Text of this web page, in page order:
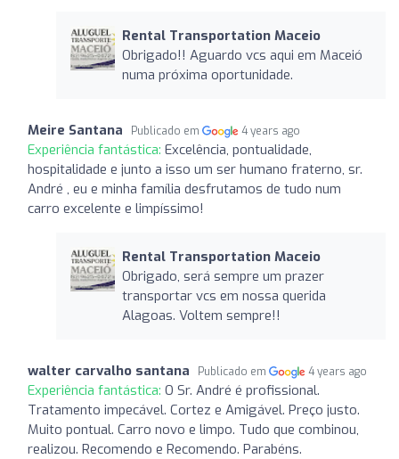
Rental Transportation Maceio
Obrigado!! Aguardo vcs aqui em Maceió
numa próxima oportunidade.
Meire Santana Publicado em 4 years ago
Experiência fantástica: Excelência, pontualidade,
hospitalidade e junto a isso um ser humano fraterno, sr.
André , eu e minha família desfrutamos de tudo num
carro excelente e limpíssimo!
Rental Transportation Maceio
Obrigado, será sempre um prazer
transportar vcs em nossa querida
Alagoas. Voltem sempre!!
walter carvalho santana Publicado em 4 years ago
Experiência fantástica: O Sr. André é profissional.
Tratamento impecável. Cortez e Amigável. Preço justo.
Muito pontual. Carro novo e limpo. Tudo que combinou,
realizou. Recomendo e Recomendo. Parabéns.